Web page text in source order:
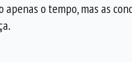
o tempo, mas as